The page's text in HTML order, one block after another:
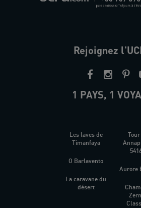
Rejoignez
1 PAYS, 1
Les laves de
Timanfaya
O Barlavento
La caravane du
désert
Aurore